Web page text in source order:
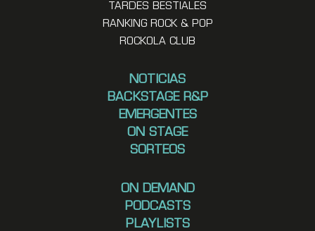
TARDES BESTIALES
RANKING ROCK & POP
ROCKOLA CLUB
NOTICIAS
BACKSTAGE R&P
EMERGENTES
ON STAGE
SORTEOS
ON DEMAND
PODCASTS
PLAYLISTS